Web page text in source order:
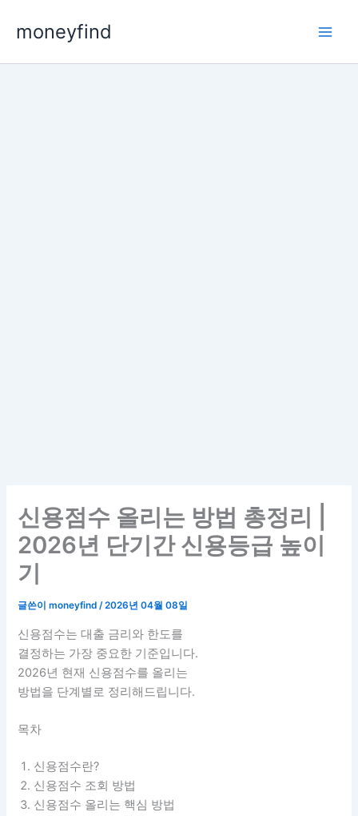
로
moneyfind
신용점수 올리는 방법 총정리 |
2026년 단기간 신용등급 높이
기
글쓴이moneyfind/2026년 04월 08일
신용점수는 대출 금리와 한도를
결정하는 가장 중요한 기준입니다.
2026년 현재 신용점수를 올리는
방법을 단계별로 정리해드립니다.
목차
신용점수란?
신용점수 조회 방법
신용점수 올리는 핵심 방법